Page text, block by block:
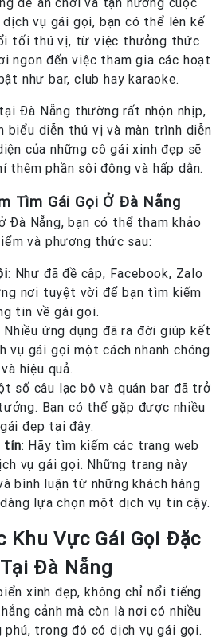
vụ gái gọi, bạn có thể lên kế
tối thú vị, từ việc thưởng thức
ngon đến việc tham gia các hoạt
như bar, club hay karaoke.
Đà Nẵng thường rất nhộn nhịp,
biểu diễn thú vị và màn trình diễn
của những cô gái xinh đẹp sẽ
thêm phần sôi động và hấp dẫn.
Tìm Gái Gọi Ở Đà Nẵng
Đà Nẵng, bạn có thể tham khảo
và phương thức sau:
: Như đã đề cập, Facebook, Zalo
nơi tuyệt vời để bạn tìm kiếm
tin về gái gọi.
Nhiều ứng dụng đã ra đời giúp kết
vụ gái gọi một cách nhanh chóng
và hiệu quả.
số câu lạc bộ và quán bar đã trở
Bạn có thể gặp được nhiều
đẹp tại đây.
tín: Hãy tìm kiếm các trang web
vụ gái gọi. Những trang này
bình luận từ những khách hàng
lựa chọn một dịch vụ tin cậy.
Khu Vực Gái Gọi Đặc
Đà Nẵng
xinh đẹp, không chỉ nổi tiếng
cảnh mà còn là nơi có nhiều
trong đó có dịch vụ gái gọi.